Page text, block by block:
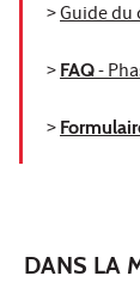
>Guide
> FAQ-
>
DANS LA